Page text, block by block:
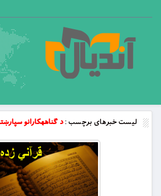
لیست خبرهای برچسب :د ګناههکارانو